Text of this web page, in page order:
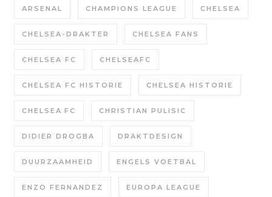
ARSENAL CHAMPIONS LEAGUE CHELSEA
CHELSEA-DRAKTER CHELSEA FANS
CHELSEA FC CHELSEAFC
CHELSEA FC HISTORIE CHELSEA HISTORIE
CHELSEA FC CHRISTIAN PULISIC
DIDIER DROGBA DRAKTDESIGN
DUURZAAMHEID ENGELS VOETBAL
ENZO FERNANDEZ EUROPA LEAGUE